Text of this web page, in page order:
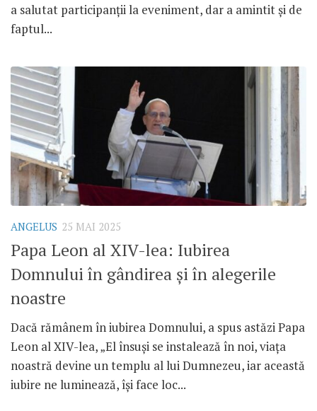
a salutat participanții la eveniment, dar a amintit și de
faptul...
ANGELUS 25 MAI 2025
Papa Leon al XIV-lea: Iubirea
Domnului în gândirea și în alegerile
noastre
Dacă rămânem în iubirea Domnului, a spus astăzi Papa
Leon al XIV-lea, „El însuși se instalează în noi, viața
noastră devine un templu al lui Dumnezeu, iar această
iubire ne luminează, își face loc...